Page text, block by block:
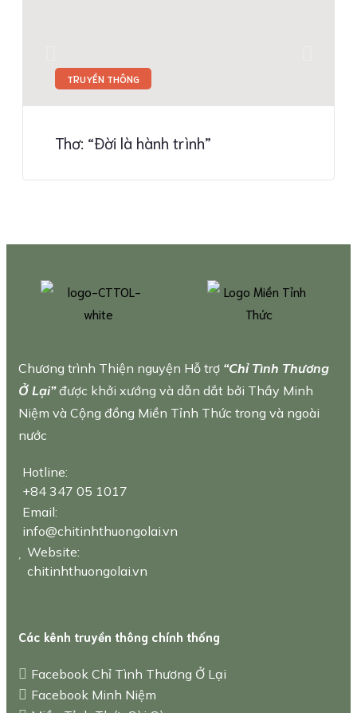
TRUYỀN THÔNG
Thơ: “Đời là hành trình”
Chương trình Thiện nguyện Hỗ trợ “Chỉ Tình Thương
Ở Lại”được khởi xướng và dẫn dắt bởi Thầy Minh
Niệm và Cộng đồng Miền Tỉnh Thức trong và ngoài
nước
Hotline:
+84 347 05 1017
Email:
info@chitinhthuongolai.vn
Website:
chitinhthuongolai.vn
Các kênh truyền thông chính thống
Facebook Chỉ Tình Thương Ở Lại
Facebook Minh Niệm